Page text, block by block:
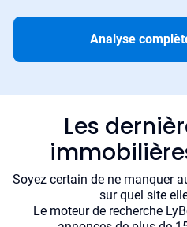
Analyse
Les
Soyez certain de ne manquer
sur quel site
Le moteur de recherche